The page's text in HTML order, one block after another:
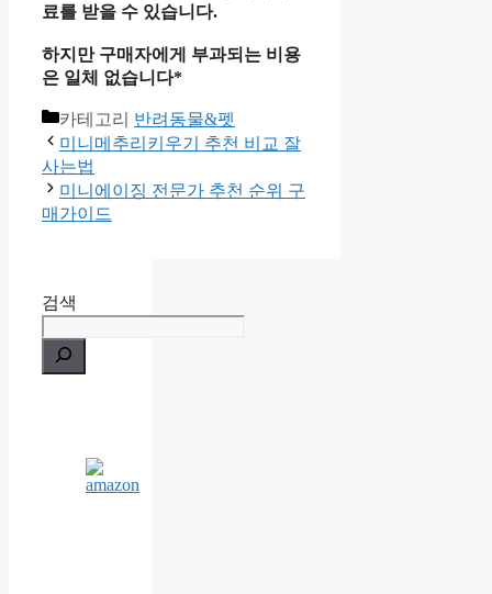
료를 받을 수 있습니다.
하지만 구매자에게 부과되는 비용
은 일체 없습니다*
카테고리 반려동물&펫
미니메추리키우기 추천 비교 잘
사는법
미니에이징 전문가 추천 순위 구
매가이드
검색